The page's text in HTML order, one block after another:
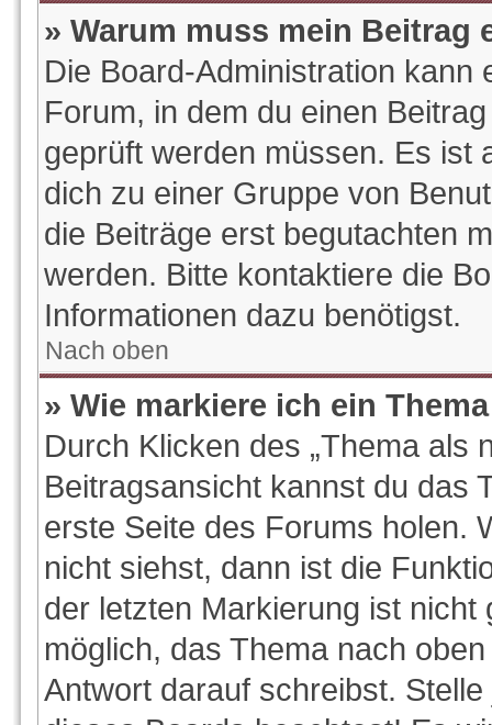
» Warum muss mein Beitrag
Die Board-Administration kann
Forum, in dem du einen
geprüft werden müssen. Es ist
dich zu einer Gruppe von
die Beiträge erst begutachten
werden. Bitte kontaktiere die
Informationen dazu benötigst.
Nach oben
» Wie markiere ich ein
Durch Klicken des „Thema als
Beitragsansicht kannst du das
erste Seite des Forums holen.
nicht siehst, dann ist die
der letzten Markierung ist
möglich, das Thema nach
Antwort darauf schreibst.